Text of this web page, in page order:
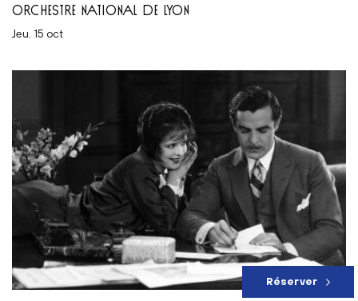
ORCHESTRE NATIONAL DE LYON
jeu. 15 oct
Réserver